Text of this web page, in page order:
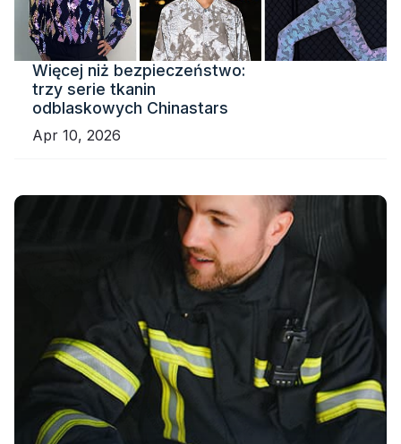
Więcej niż bezpieczeństwo:
trzy serie tkanin
odblaskowych Chinastars
Apr 10, 2026